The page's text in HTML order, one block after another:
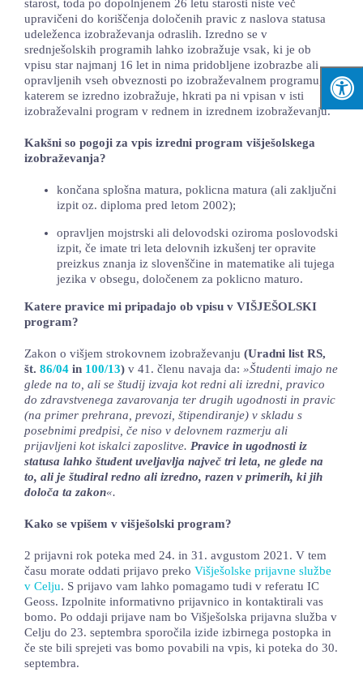
starost, toda po dopolnjenem 26 letu starosti niste več
upravičeni do koriščenja določenih pravic z naslova statusa
udeleženca izobraževanja odraslih. Izredno se v
srednješolskih programih lahko izobražuje vsak, ki je ob
vpisu star najmanj 16 let in nima pridobljene izobrazbe ali
opravljenih vseh obveznosti po izobraževalnem programu, v
katerem se izredno izobražuje, hkrati pa ni vpisan v isti
izobraževalni program v rednem in izrednem izobraževanju.
Kakšni so pogoji za vpis izredni program višješolskega
izobraževanja?
končana splošna matura, poklicna matura (ali zaključni
izpit oz. diploma pred letom 2002);
opravljen mojstrski ali delovodski oziroma poslovodski
izpit, če imate tri leta delovnih izkušenj ter opravite
preizkus znanja iz slovenščine in matematike ali tujega
jezika v obsegu, določenem za poklicno maturo.
Katere pravice mi pripadajo ob vpisu v VIŠJEŠOLSKI
program?
Zakon o višjem strokovnem izobraževanju (Uradni list RS,
št. 86/04in 100/13)v 41. členu navaja da: »Študenti imajo ne
glede na to, ali se študij izvaja kot redni ali izredni, pravico
do zdravstvenega zavarovanja ter drugih ugodnosti in pravic
(na primer prehrana, prevozi, štipendiranje) v skladu s
posebnimi predpisi, če niso v delovnem razmerju ali
prijavljeni kot iskalci zaposlitve. Pravice in ugodnosti iz
statusa lahko študent uveljavlja največ tri leta, ne glede na
to, ali je študiral redno ali izredno, razen v primerih, ki jih
določa ta zakon«.
Kako se vpišem v višješolski program?
2 prijavni rok poteka med 24. in 31. avgustom 2021. V tem
času morate oddati prijavo preko Višješolske prijavne službe
v Celju. S prijavo vam lahko pomagamo tudi v referatu IC
Geoss. Izpolnite informativno prijavnico in kontaktirali vas
bomo. Po oddaji prijave nam bo Višješolska prijavna služba v
Celju do 23. septembra sporočila izide izbirnega postopka in
če ste bili sprejeti vas bomo povabili na vpis, ki poteka do 30.
septembra.